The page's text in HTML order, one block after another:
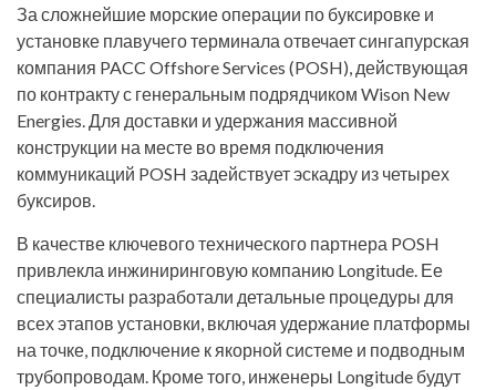
За сложнейшие морские операции по буксировке и
установке плавучего терминала отвечает сингапурская
компания PACC Offshore Services (POSH), действующая
по контракту с генеральным подрядчиком Wison New
Energies. Для доставки и удержания массивной
конструкции на месте во время подключения
коммуникаций POSH задействует эскадру из четырех
буксиров.
В качестве ключевого технического партнера POSH
привлекла инжиниринговую компанию Longitude. Ее
специалисты разработали детальные процедуры для
всех этапов установки, включая удержание платформы
на точке, подключение к якорной системе и подводным
трубопроводам. Кроме того, инженеры Longitude будут